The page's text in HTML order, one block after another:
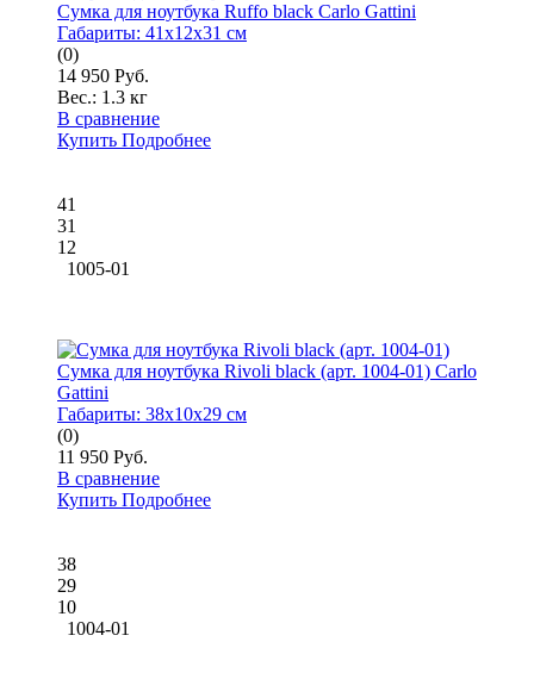
Сумка для ноутбука Ruffo black Carlo Gattini
Габариты: 41x12x31 см
(0)
14 950 Руб.
Вес.: 1.3 кг
В сравнение
Купить Подробнее
41
31
12
1005-01
Сумка для ноутбука Rivoli black (арт. 1004-01) Carlo
Gattini
Габариты: 38x10x29 см
(0)
11 950 Руб.
В сравнение
Купить Подробнее
38
29
10
1004-01